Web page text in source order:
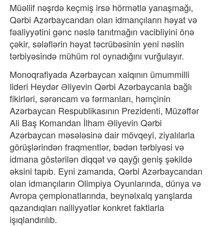
Müəllif nəşrdə keçmiş irsə hörmətlə yanaşmağı,
Qərbi Azərbaycandan olan idmançıların həyat və
fəaliyyətini gənc nəslə tanıtmağın vacibliyini önə
çəkir, sələflərin həyat təcrübəsinin yeni nəslin
tərbiyəsində mühüm rol oynadığını vurğulayır.
Monoqrafiyada Azərbaycan xalqının ümummilli
lideri Heydər Əliyevin Qərbi Azərbaycanla bağlı
fikirləri, sərəncam və fərmanları, həmçinin
Azərbaycan Respublikasının Prezidenti, Müzəffər
Ali Baş Komandan İlham Əliyevin Qərbi
Azərbaycan məsələsinə dair mövqeyi, ziyalılarla
görüşlərindən fraqmentlər, bədən tərbiyəsi və
idmana göstərilən diqqət və qayğı geniş şəkildə
əksini tapıb. Eyni zamanda, Qərbi Azərbaycandan
olan idmançıların Olimpiya Oyunlarında, dünya və
Avropa çempionatlarında, beynəlxalq yarışlarda
qazandıqları nailiyyətlər konkret faktlarla
işıqlandırılıb.